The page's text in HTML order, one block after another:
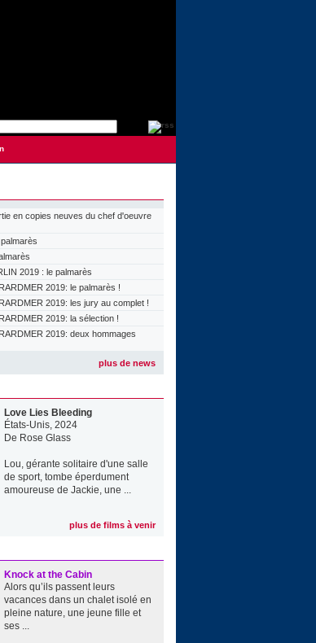
en copies neuves du chef d'oeuvre
2019 : le palmarès
2019: le palmarès !
2019: les jury au complet !
2019: la sélection !
2019: deux hommages
plus de news
Love Lies Bleeding
États-Unis, 2024
De Rose Glass
Lou, gérante solitaire d'une salle
de sport, tombe éperdument
amoureuse de Jackie, une ...
plus de films à venir
Knock at the Cabin
Alors qu’ils passent leurs
vacances dans un chalet isolé en
pleine nature, une jeune fille et
ses ...